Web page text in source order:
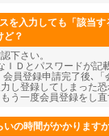
を入力しても「該当
ど？
下さい。
ＩＤとパスワードが
員登録申請完了後､
し登録してしまった
う一度会員登録をし
の時間がかかります